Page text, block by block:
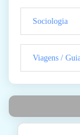
Sociologia
Viagens /